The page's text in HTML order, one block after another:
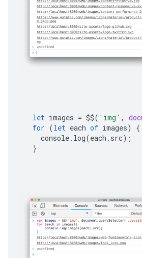
let images = $$( 'img' ,
for (let each of images)
{
console. log(each . src);
}